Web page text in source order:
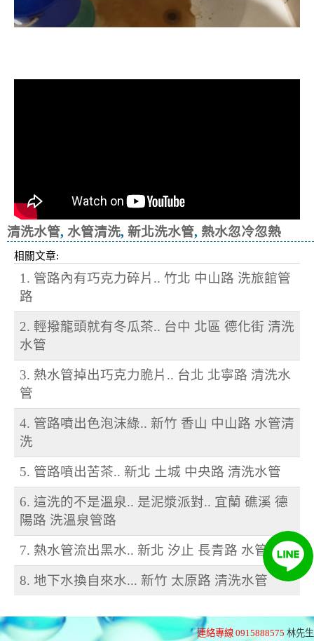
清洗水管, 水管清洗, 新北洗水管, 熱水忽冷忽熱
相關文章:
1. 管路內有巧克力碎片.. 竹北 中山路 洗旅館管
路
2. 輕撥龍頭就有冬瓜茶.. 台中 北區 德化街 清洗
水管
3. 熱水管掉出巧克力脆片.. 台北 北寧路 清洗水
管
4. 管路噴出色泡沫綠.. 新竹 香山 中山路 水管清
洗
5. 管路噴出苦茶.. 新北 土城 中央路 清洗水管
6. 這洗的不是溫泉.. 是泥漿派對.. 宜蘭 礁溪 德
陽路 洗溫泉管路
7. 熱水管流出黑水.. 新北 汐止 長青路 水管清洗
8. 地下水換自來水... 新竹 太原路 清洗水管
連絡專線 0915888575 林先生